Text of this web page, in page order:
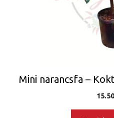
Mini narancsfa –